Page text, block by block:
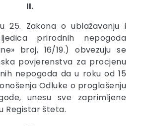
II.
25. Zakona o ublažavanju i
prirodnih nepogoda
broj, 16/19.) obvezuju se
povjerenstva za procjenu
nepogoda da u roku od 15
Odluke o proglašenju
unesu sve zaprimljene
Registar šteta.